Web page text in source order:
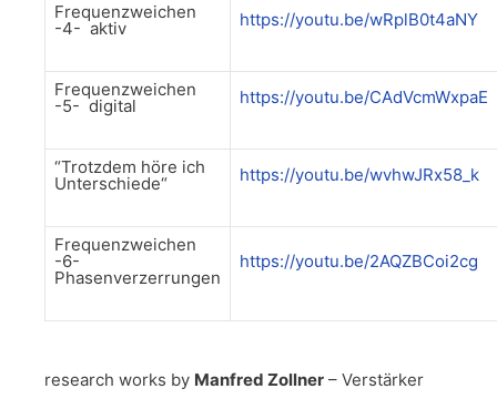
Frequenzweichen
-4- aktiv https://youtu.be/wRplB0t4aNY
Frequenzweichen
-5- digital https://youtu.be/CAdVcmWxpaE
“Trotzdem höre ich
Unterschiede“ https://youtu.be/wvhwJRx58_k
Frequenzweichen
-6-
Phasenverzerrungen
https://youtu.be/2AQZBCoi2cg
research works by Manfred Zollner – Verstärker